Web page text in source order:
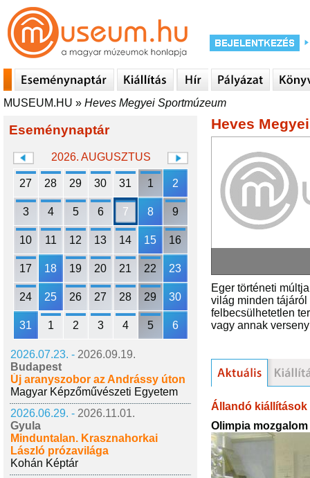
MUSEUM.HU » Heves Megyei Sportmúzeum
Eseménynaptár
2026. AUGUSZTUS
27 28 29 30 31 1 2
3 4 5 6 7 8 9
10 11 12 13 14 15 16
17 18 19 20 21 22 23
24 25 26 27 28 29 30
31 1 2 3 4 5 6
2026.07.23. - 2026.09.19.
Budapest
Új aranyszobor az Andrássy úton
Magyar Képzőművészeti Egyetem
2026.06.29. - 2026.11.01.
Gyula
Minduntalan. Krasznahorkai
László prózavilága
Kohán Képtár
Heves
Eger történeti
világ minden tájáról
felbecsülhetetlen
vagy annak
Állandó kiállítások
Olimpia